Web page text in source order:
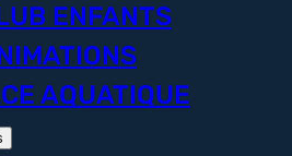
ENFANTS
AQUATIQUE